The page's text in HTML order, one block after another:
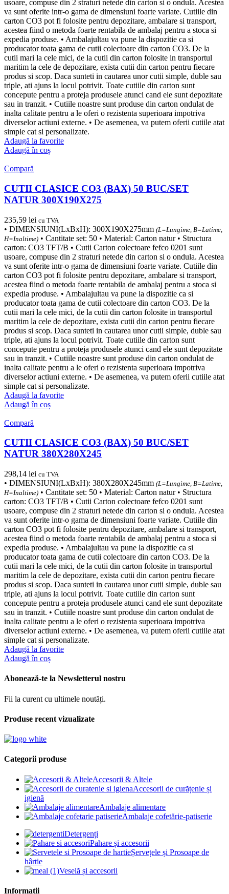
usoare, compuse din 2 straturi netede din carton si o ondula. Acestea
va sunt oferite intr-o gama de dimensiuni foarte variate. Cutiile din
carton CO3 pot fi folosite pentru depozitare, ambalare si transport,
acestea fiind o metoda foarte rentabila de ambalaj pentru a stoca si
expedia produse. • Ambalajultau va pune la dispozitie ca si
producator toata gama de cutii colectoare din carton CO3. De la
cutii mari la cele mici, de la cutii din carton folosite in transportul
maritim la cele de depozitare, exista cutii din carton pentru fiecare
produs si scop. Daca sunteti in cautarea unor cutii simple, duble sau
triple, ati ajuns la locul potrivit. Toate cutiile din carton sunt
concepute pentru a proteja produsele atunci cand ele sunt depozitate
sau in tranzit. • Cutiile noastre sunt produse din carton ondulat de
inalta calitate pentru a le oferi o rezistenta superioara impotriva
diverselor actiuni externe. • De asemenea, va putem oferii cutiile atat
simple cat si personalizate.
Adaugă la favorite
Adaugă în coș
Compară
CUTII CLASICE CO3 (BAX) 50 BUC/SET
NATUR 300X190X275
235,59 lei cu TVA
• DIMENSIUNI(LxBxH): 300X190X275mm (L=Lungime, B=Latime,
H=Inaltime) • Cantitate set: 50 • Material: Carton natur • Structura
carton: CO3 TFT/B • Cutii Carton colectoare fefco 0201 sunt
usoare, compuse din 2 straturi netede din carton si o ondula. Acestea
va sunt oferite intr-o gama de dimensiuni foarte variate. Cutiile din
carton CO3 pot fi folosite pentru depozitare, ambalare si transport,
acestea fiind o metoda foarte rentabila de ambalaj pentru a stoca si
expedia produse. • Ambalajultau va pune la dispozitie ca si
producator toata gama de cutii colectoare din carton CO3. De la
cutii mari la cele mici, de la cutii din carton folosite in transportul
maritim la cele de depozitare, exista cutii din carton pentru fiecare
produs si scop. Daca sunteti in cautarea unor cutii simple, duble sau
triple, ati ajuns la locul potrivit. Toate cutiile din carton sunt
concepute pentru a proteja produsele atunci cand ele sunt depozitate
sau in tranzit. • Cutiile noastre sunt produse din carton ondulat de
inalta calitate pentru a le oferi o rezistenta superioara impotriva
diverselor actiuni externe. • De asemenea, va putem oferii cutiile atat
simple cat si personalizate.
Adaugă la favorite
Adaugă în coș
Compară
CUTII CLASICE CO3 (BAX) 50 BUC/SET
NATUR 380X280X245
298,14 lei cu TVA
• DIMENSIUNI(LxBxH): 380X280X245mm (L=Lungime, B=Latime,
H=Inaltime) • Cantitate set: 50 • Material: Carton natur • Structura
carton: CO3 TFT/B • Cutii Carton colectoare fefco 0201 sunt
usoare, compuse din 2 straturi netede din carton si o ondula. Acestea
va sunt oferite intr-o gama de dimensiuni foarte variate. Cutiile din
carton CO3 pot fi folosite pentru depozitare, ambalare si transport,
acestea fiind o metoda foarte rentabila de ambalaj pentru a stoca si
expedia produse. • Ambalajultau va pune la dispozitie ca si
producator toata gama de cutii colectoare din carton CO3. De la
cutii mari la cele mici, de la cutii din carton folosite in transportul
maritim la cele de depozitare, exista cutii din carton pentru fiecare
produs si scop. Daca sunteti in cautarea unor cutii simple, duble sau
triple, ati ajuns la locul potrivit. Toate cutiile din carton sunt
concepute pentru a proteja produsele atunci cand ele sunt depozitate
sau in tranzit. • Cutiile noastre sunt produse din carton ondulat de
inalta calitate pentru a le oferi o rezistenta superioara impotriva
diverselor actiuni externe. • De asemenea, va putem oferii cutiile atat
simple cat si personalizate.
Adaugă la favorite
Adaugă în coș
Abonează-te la Newsletterul nostru
Fii la curent cu ultimele noutăți.
Produse recent vizualizate
Categorii produse
Accesorii & Altele
Accesorii de curățenie și
igienă
Ambalaje alimentare
Ambalaje cofetărie-patiserie
Detergenți
Pahare și accesorii
Șervețele și Prosoape de
hârtie
Veselă și accesorii
Informații